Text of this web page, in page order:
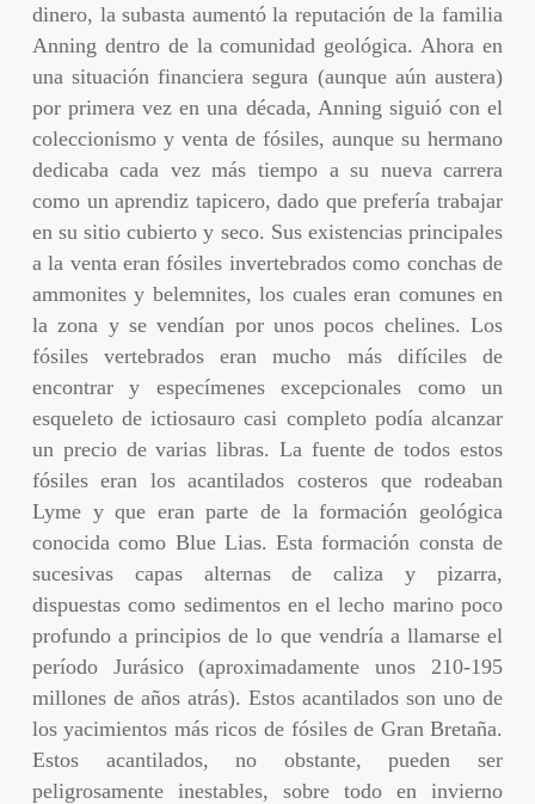
dinero, la subasta aumentó la reputación de la familia
Anning dentro de la comunidad geológica. Ahora en
una situación financiera segura (aunque aún austera)
por primera vez en una década, Anning siguió con el
coleccionismo y venta de fósiles, aunque su hermano
dedicaba cada vez más tiempo a su nueva carrera
como un aprendiz tapicero, dado que prefería trabajar
en su sitio cubierto y seco. Sus existencias principales
a la venta eran fósiles invertebrados como conchas de
ammonites y belemnites, los cuales eran comunes en
la zona y se vendían por unos pocos chelines. Los
fósiles vertebrados eran mucho más difíciles de
encontrar y especímenes excepcionales como un
esqueleto de ictiosauro casi completo podía alcanzar
un precio de varias libras. La fuente de todos estos
fósiles eran los acantilados costeros que rodeaban
Lyme y que eran parte de la formación geológica
conocida como Blue Lias. Esta formación consta de
sucesivas capas alternas de caliza y pizarra,
dispuestas como sedimentos en el lecho marino poco
profundo a principios de lo que vendría a llamarse el
período Jurásico (aproximadamente unos 210-195
millones de años atrás). Estos acantilados son uno de
los yacimientos más ricos de fósiles de Gran Bretaña.
Estos acantilados, no obstante, pueden ser
peligrosamente inestables, sobre todo en invierno